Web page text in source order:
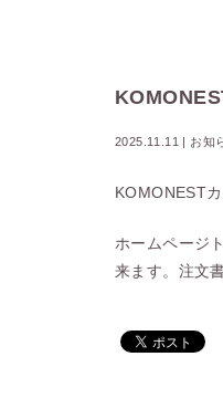
2025.11.11 | お知
KOMONEST
ホームページ
来ます。注文